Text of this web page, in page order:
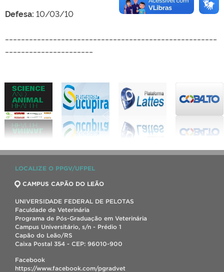
Defesa: 10/03/10
LOCALIZE O PPGV/UFPEL
CAMPUS CAPÃO DO LEÃO
UNIVERSIDADE FEDERAL DE PELOTAS
Faculdade de Veterinária
Programa de Pós-Graduação em Veterinária
Campus Universitário, s/n - Prédio 1
Capão do Leão/RS
Caixa Postal 354 - CEP: 96010-900
Facebook
https://www.facebook.com/pgradvet